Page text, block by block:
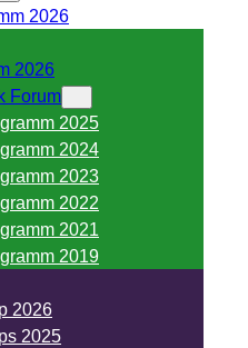
2026
2026
Forum
2025
2024
2023
2022
2021
2019
2026
2025